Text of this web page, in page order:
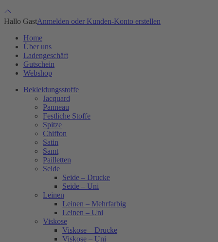
Hallo GastAnmelden oder Kunden-Konto erstellen
Home
Über uns
Ladengeschäft
Gutschein
Webshop
Bekleidungsstoffe
Jacquard
Panneau
Festliche Stoffe
Spitze
Chiffon
Satin
Samt
Pailletten
Seide
Seide – Drucke
Seide – Uni
Leinen
Leinen – Mehrfarbig
Leinen – Uni
Viskose
Viskose – Drucke
Viskose – Uni